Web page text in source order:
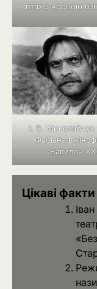
птах з чорною
І. В. Миколайчук
Фабіана в
«Вавилон
Цікаві факти